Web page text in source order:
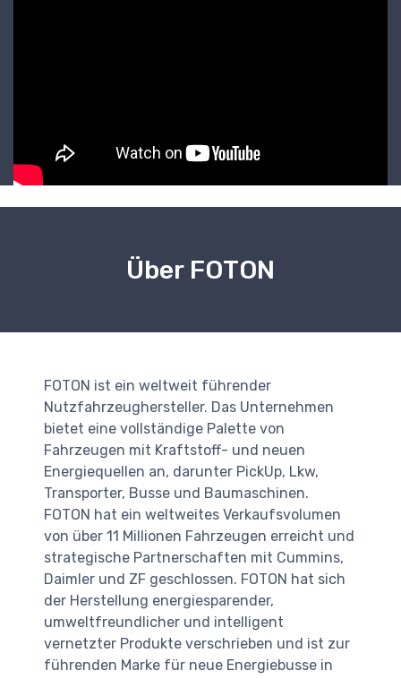
Über FOTON
FOTON ist ein weltweit führender
Nutzfahrzeughersteller. Das Unternehmen
bietet eine vollständige Palette von
Fahrzeugen mit Kraftstoff- und neuen
Energiequellen an, darunter PickUp, Lkw,
Transporter, Busse und Baumaschinen.
FOTON hat ein weltweites Verkaufsvolumen
von über 11 Millionen Fahrzeugen erreicht und
strategische Partnerschaften mit Cummins,
Daimler und ZF geschlossen. FOTON hat sich
der Herstellung energiesparender,
umweltfreundlicher und intelligent
vernetzter Produkte verschrieben und ist zur
führenden Marke für neue Energiebusse in